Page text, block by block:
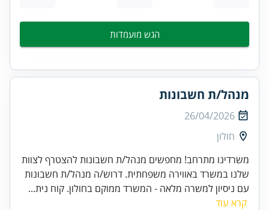
הגש מועמדות
מנהל/ת חשבונות
26/04/2026
חולון
משרדינו מתרחב! מחפשים מנהל/ת חשבונות להצטרף לצוות
שלנו במשרד באווירה משפחתית. דרוש/ה מנהל/ת חשבונות
עם ניסיון למשרה מלאה - המשרד ממוקם בחולון. קוח נית...
קרא עוד